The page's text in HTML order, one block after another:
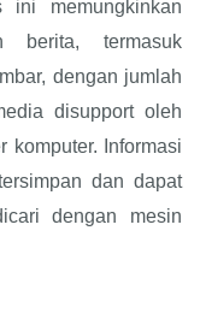
ini memungkinkan
berita, termasuk
dengan jumlah
disupport oleh
komputer. Informasi
dan dapat
dengan mesin